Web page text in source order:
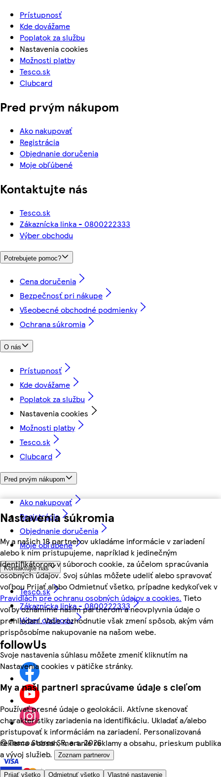
Nastavenia súkromia
My a našich 18 partnerov ukladáme informácie v zariadení
alebo k nim pristupujeme, napríklad k jedinečným
identifikátorom v súboroch cookie, za účelom spracúvania
osobných údajov. Svoj súhlas môžete udeliť alebo spravovať
voľbou Prijať alebo Odmietnuť všetko, prípadne kedykoľvek v
Pravidlách pre ochranu osobných údajov a cookies. Tieto
voľby oznámime našim partnerom a neovplyvnia údaje o
prehliadaní. Vaše rozhodnutie však zmení spôsob, akým vám
prispôsobíme nakupovanie na našom webe.
Svoje nastavenia súhlasu môžete zmeniť kliknutím na
Nastavenia cookies v pätičke stránky.
My a naši partneri spracúvame údaje s cieľom
Používať presné údaje o geolokácii. Aktívne skenovať
charakteristiky zariadenia na identifikáciu. Ukladať a/alebo
pristupovať k informáciám na zariadení. Personalizovaná
reklama a obsah, meranie reklamy a obsahu, prieskum publika
a vývoj služieb.
Zoznam partnerov
Prijať všetko Odmietnuť všetko Vlastné nastavenie
Prístupnosť
Kde dovážame
Poplatok za službu
Nastavenia cookies
Možnosti platby
Tesco.sk
Clubcard
Pred prvým nákupom
Ako nakupovať
Registrácia
Objednanie doručenia
Moje obľúbené
Kontaktujte nás
Tesco.sk
Zákaznícka linka - 0800222333
Výber obchodu
Potrebujete pomoc?
Cena doručenia
Bezpečnosť pri nákupe
Všeobecné obchodné podmienky
Ochrana súkromia
O nás
Prístupnosť
Kde dovážame
Poplatok za službu
Nastavenia cookies
Možnosti platby
Tesco.sk
Clubcard
Pred prvým nákupom
Ako nakupovať
Registrácia
Objednanie doručenia
Moje obľúbené
Kontaktujte nás
Tesco.sk
Zákaznícka linka - 0800222333
Výber obchodu
followUs
©Tesco Stores SR, a.s. 2026